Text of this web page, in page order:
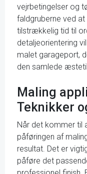
vejrbetingelser og
faldgruberne ved
tilstrækkelig tid til
detaljeorientering
malet garageport,
den samlede
Maling
Teknikker
Når det kommer til
påføringen af
resultat. Det er
påføre det